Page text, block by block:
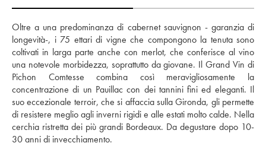
Oltre a una predominanza di cabernet sauvignon - garanzia di
longevità-, i 75 ettari di vigne che compongono la tenuta sono
coltivati in larga parte anche con merlot, che conferisce al vino
una notevole morbidezza, soprattutto da giovane. Il Grand Vin di
Pichon Comtesse combina così meravigliosamente la
concentrazione di un Pauillac con dei tannini fini ed eleganti. Il
suo eccezionale terroir, che si affaccia sulla Gironda, gli permette
di resistere meglio agli inverni rigidi e alle estati molto calde. Nella
cerchia ristretta dei più grandi Bordeaux. Da degustare dopo 10-
30 anni di invecchiamento.